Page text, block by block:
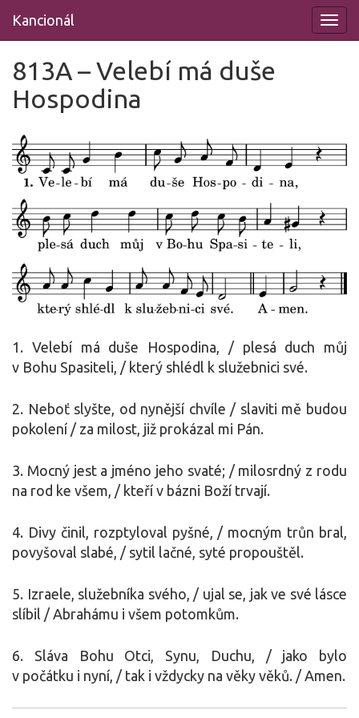
na
Kancionál
813A – Velebí má duše
Hospodina
1. Velebí má duše Hospodina, / plesá duch můj
v Bohu Spasiteli, / který shlédl k služebnici své.
2. Neboť slyšte, od nynější chvíle / slaviti mě budou
pokolení / za milost, již prokázal mi Pán.
3. Mocný jest a jméno jeho svaté; / milosrdný z rodu
na rod ke všem, / kteří v bázni Boží trvají.
4. Divy činil, rozptyloval pyšné, / mocným trůn bral,
povyšoval slabé, / sytil lačné, syté propouštěl.
5. Izraele, služebníka svého, / ujal se, jak ve své lásce
slíbil / Abrahámu i všem potomkům.
6. Sláva Bohu Otci, Synu, Duchu, / jako bylo
v počátku i nyní, / tak i vždycky na věky věků. / Amen.